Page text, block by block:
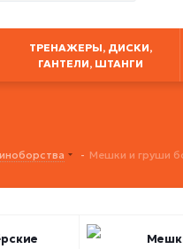
ТРЕНАЖЕРЫ, ДИСКИ,
ГАНТЕЛИ, ШТАНГИ
- Мешки и груши